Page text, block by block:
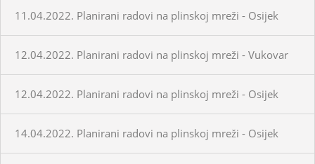
11.04.2022. Planirani radovi na plinskoj mreži - Osijek
12.04.2022. Planirani radovi na plinskoj mreži - Vukovar
12.04.2022. Planirani radovi na plinskoj mreži - Osijek
14.04.2022. Planirani radovi na plinskoj mreži - Osijek